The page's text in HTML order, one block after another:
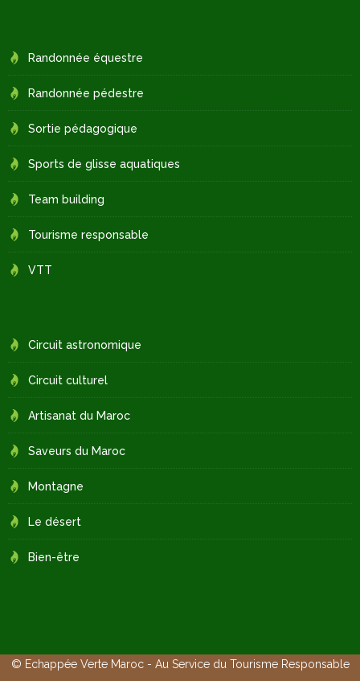
Randonnée équestre
Randonnée pédestre
Sortie pédagogique
Sports de glisse aquatiques
Team building
Tourisme responsable
VTT
Circuit astronomique
Circuit culturel
Artisanat du Maroc
Saveurs du Maroc
Montagne
Le désert
Bien-être
© Echappée Verte Maroc - Au Service du Tourisme Responsable